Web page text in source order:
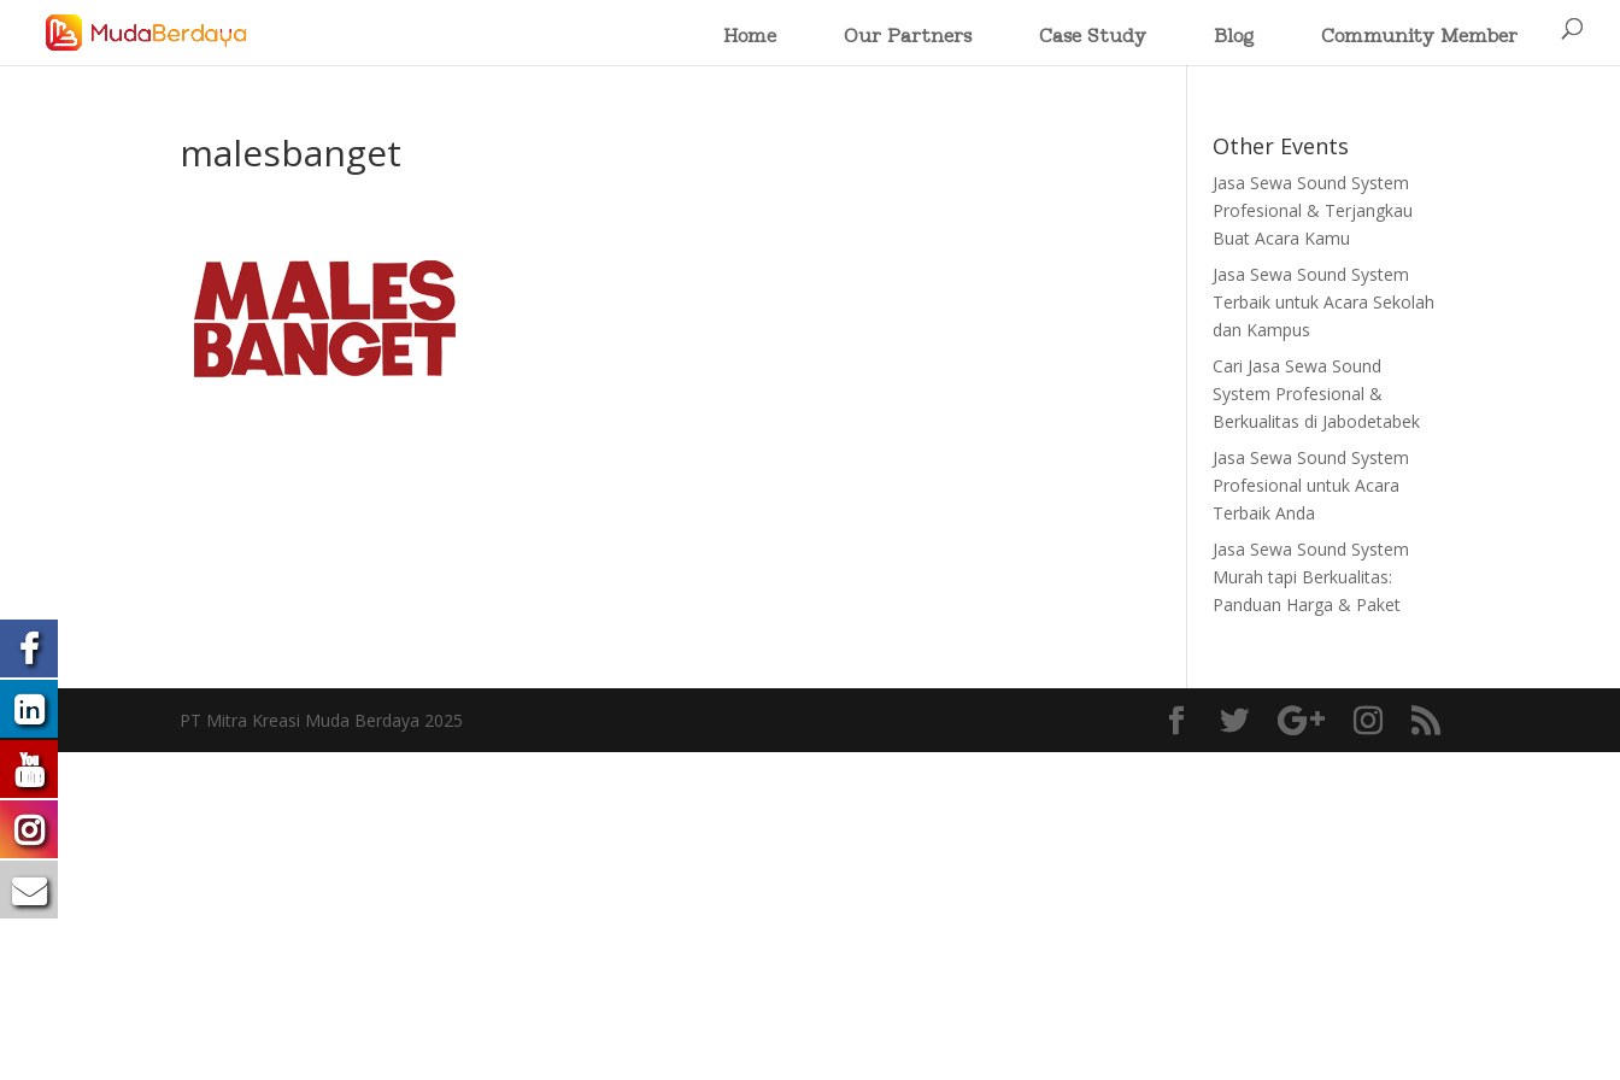
Home Our Partners Case Study Blog Community Member
malesbanget Other Events
Jasa Sewa Sound System
Profesional & Terjangkau
Buat Acara Kamu
Jasa Sewa Sound System
Terbaik untuk Acara Sekolah
dan Kampus
Cari Jasa Sewa Sound
System Profesional &
Berkualitas di Jabodetabek
Jasa Sewa Sound System
Profesional untuk Acara
Terbaik Anda
Jasa Sewa Sound System
Murah tapi Berkualitas:
Panduan Harga & Paket
PT Mitra Kreasi Muda Berdaya 2025